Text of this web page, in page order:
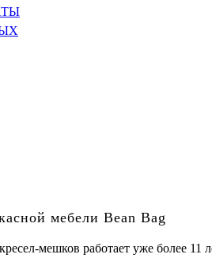
мебели Bean Bag
мешков работает уже более